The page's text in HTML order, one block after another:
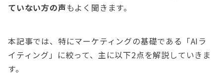
ていない方の声もよく聞きます。
本記事では、特にマーケティングの基礎である「AIラ
イティング」に絞って、主に以下2点を解説していきま
す。